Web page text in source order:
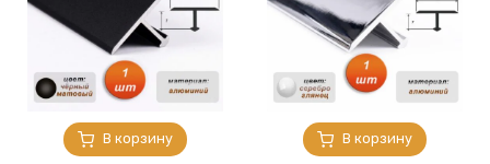
В корзину В корзину